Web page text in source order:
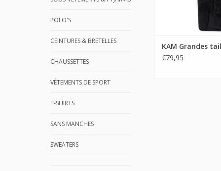
POLO'S
CEINTURES & BRETELLES
CHAUSSETTES
VÊTEMENTS DE SPORT
T-SHIRTS
SANS MANCHES
SWEATERS
KAM Grandes
€79,95